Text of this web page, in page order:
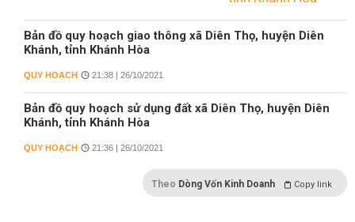
Bản đồ quy hoạch giao thông xã Diên Thọ, huyện Diên
Khánh, tỉnh Khánh Hòa
QUY HOẠCH 21:38 | 26/10/2021
Bản đồ quy hoạch sử dụng đất xã Diên Thọ, huyện Diên
Khánh, tỉnh Khánh Hòa
QUY HOẠCH 21:36 | 26/10/2021
Theo Dòng Vốn Kinh Doanh Copy link